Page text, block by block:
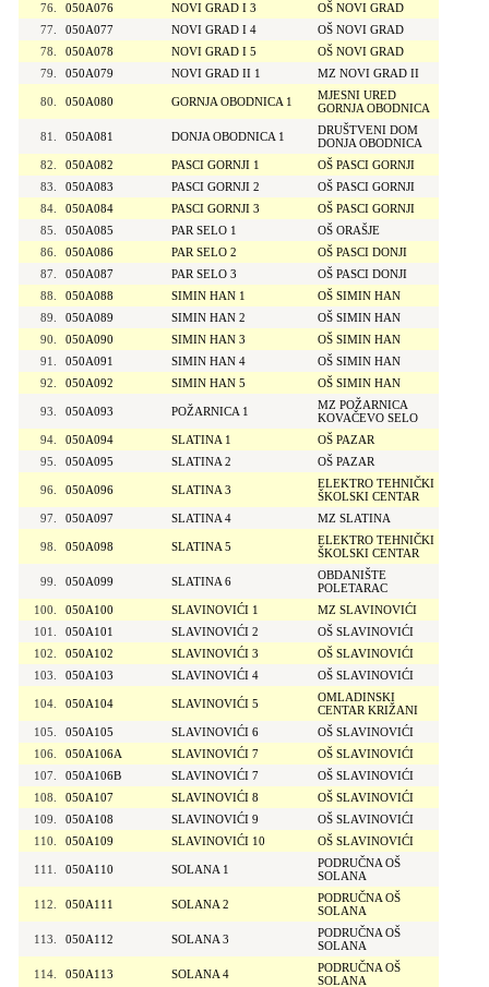
76.
050A076 NOVI GRAD I 3
OŠ NOVI GRAD
77.
050A077 NOVI GRAD I 4
OŠ NOVI GRAD
78.
050A078 NOVI GRAD I 5
OŠ NOVI GRAD
79.
050A079 NOVI GRAD II 1 MZ NOVI GRAD II
80. 050A080 GORNJA OBODNICA 1
MJESNI URED
GORNJA OBODNICA
81. 050A081 DONJA OBODNICA 1
DRUŠTVENI DOM
DONJA OBODNICA
82.
050A082 PASCI GORNJI 1
OŠ PASCI GORNJI
83.
050A083 PASCI GORNJI 2
OŠ PASCI GORNJI
84.
050A084 PASCI GORNJI 3
OŠ PASCI GORNJI
85.
050A085 PAR SELO 1
OŠ ORAŠJE
86.
050A086 PAR SELO 2
OŠ PASCI DONJI
87.
050A087 PAR SELO 3
OŠ PASCI DONJI
88.
050A088 SIMIN HAN 1
OŠ SIMIN HAN
89.
050A089 SIMIN HAN 2
OŠ SIMIN HAN
90.
050A090 SIMIN HAN 3
OŠ SIMIN HAN
91.
050A091 SIMIN HAN 4
OŠ SIMIN HAN
92.
050A092 SIMIN HAN 5 OŠ SIMIN HAN
93. 050A093 POŽARNICA 1
MZ POŽARNICA
KOVAČEVO SELO
94.
050A094 SLATINA 1
OŠ PAZAR
95.
050A095 SLATINA 2 OŠ PAZAR
96. 050A096 SLATINA 3
ELEKTRO TEHNIČKI
ŠKOLSKI CENTAR
97.
050A097 SLATINA 4 MZ SLATINA
98. 050A098 SLATINA 5
ELEKTRO TEHNIČKI
ŠKOLSKI CENTAR
99. 050A099 SLATINA 6
OBDANIŠTE
POLETARAC
100.
050A100 SLAVINOVIĆI 1
MZ SLAVINOVIĆI
101.
050A101 SLAVINOVIĆI 2
OŠ SLAVINOVIĆI
102.
050A102 SLAVINOVIĆI 3
OŠ SLAVINOVIĆI
103.
050A103 SLAVINOVIĆI 4 OŠ SLAVINOVIĆI
104. 050A104 SLAVINOVIĆI 5
OMLADINSKI
CENTAR KRIŽANI
105.
050A105 SLAVINOVIĆI 6
OŠ SLAVINOVIĆI
106.
050A106A SLAVINOVIĆI 7
OŠ SLAVINOVIĆI
107.
050A106B SLAVINOVIĆI 7
OŠ SLAVINOVIĆI
108.
050A107 SLAVINOVIĆI 8
OŠ SLAVINOVIĆI
109.
050A108 SLAVINOVIĆI 9
OŠ SLAVINOVIĆI
110.
050A109 SLAVINOVIĆI 10 OŠ SLAVINOVIĆI
111. 050A110 SOLANA 1
PODRUČNA OŠ
SOLANA
112. 050A111 SOLANA 2
PODRUČNA OŠ
SOLANA
113. 050A112 SOLANA 3
PODRUČNA OŠ
SOLANA
114. 050A113 SOLANA 4
PODRUČNA OŠ
SOLANA